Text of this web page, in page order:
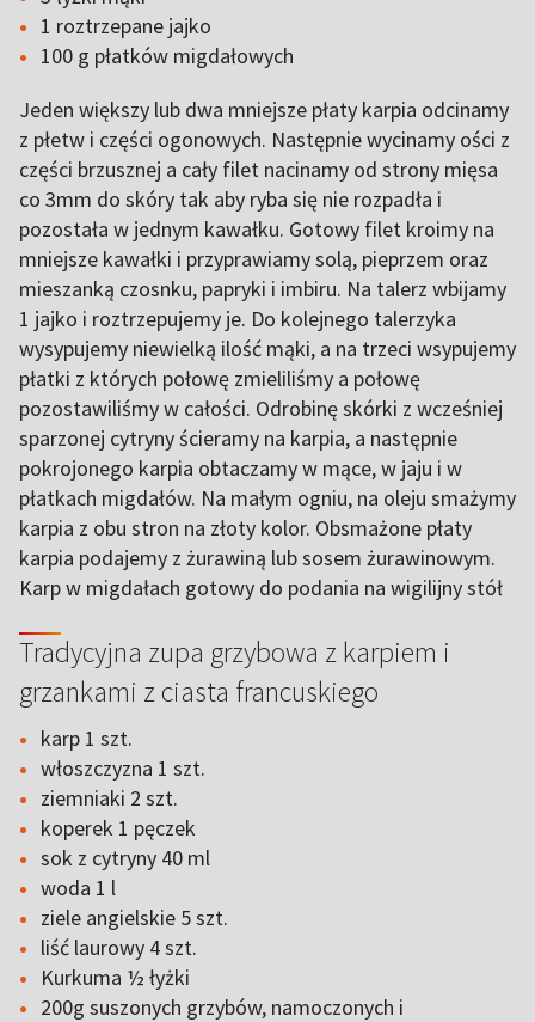
1 roztrzepane jajko
100 g płatków migdałowych
Jeden większy lub dwa mniejsze płaty karpia odcinamy
z płetw i części ogonowych. Następnie wycinamy ości z
części brzusznej a cały filet nacinamy od strony mięsa
co 3mm do skóry tak aby ryba się nie rozpadła i
pozostała w jednym kawałku. Gotowy filet kroimy na
mniejsze kawałki i przyprawiamy solą, pieprzem oraz
mieszanką czosnku, papryki i imbiru. Na talerz wbijamy
1 jajko i roztrzepujemy je. Do kolejnego talerzyka
wysypujemy niewielką ilość mąki, a na trzeci wsypujemy
płatki z których połowę zmieliliśmy a połowę
pozostawiliśmy w całości. Odrobinę skórki z wcześniej
sparzonej cytryny ścieramy na karpia, a następnie
pokrojonego karpia obtaczamy w mące, w jaju i w
płatkach migdałów. Na małym ogniu, na oleju smażymy
karpia z obu stron na złoty kolor. Obsmażone płaty
karpia podajemy z żurawiną lub sosem żurawinowym.
Karp w migdałach gotowy do podania na wigilijny stół
Tradycyjna zupa grzybowa z karpiem i
grzankami z ciasta francuskiego
karp 1 szt.
włoszczyzna 1 szt.
ziemniaki 2 szt.
koperek 1 pęczek
sok z cytryny 40 ml
woda 1 l
ziele angielskie 5 szt.
liść laurowy 4 szt.
Kurkuma ½ łyżki
200g suszonych grzybów, namoczonych i